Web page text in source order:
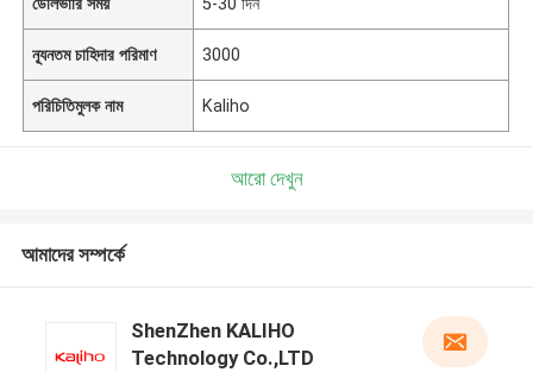
ন্যূনতম চাহিদার পরিমাণ 3000
পরিচিতিমুলক নাম Kaliho
আরো দেখুন
আমাদের সম্পর্কে
ShenZhen KALIHO
Technology Co.,LTD